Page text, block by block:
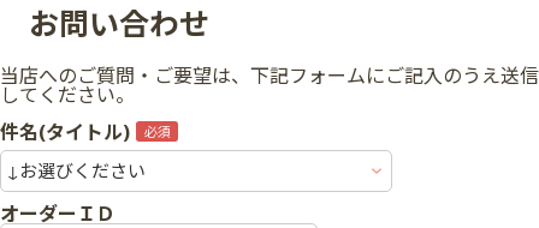
お問い合わせ
当店へのご質問・ご要望は、下記フォームにご記入のうえ送信
してください。
件名(タイトル)
オーダーＩＤ